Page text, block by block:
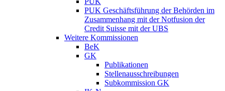
PUK Geschäftsführung der Behörden im
Zusammenhang mit der Notfusion der
Credit Suisse mit der UBS
Weitere Kommissionen
BeK
GK
Publikationen
Stellenausschreibungen
Subkommission GK